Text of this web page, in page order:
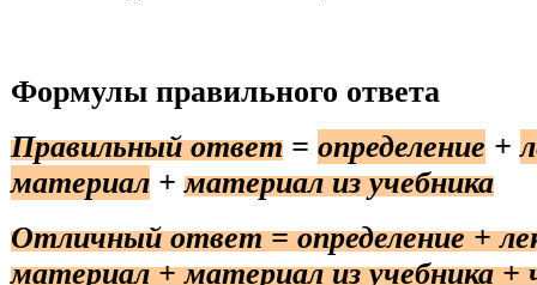
Формулы правильного ответа
Правильный ответ = определение +
материал +материал из учебника
Отличный ответ = определение +
материал + материал из учебника +